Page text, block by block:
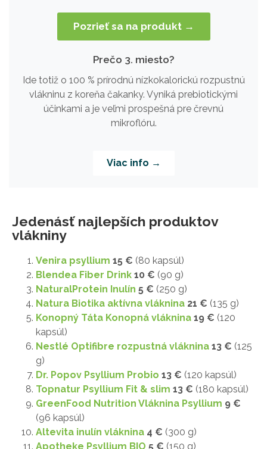
Pozrieť sa na produkt →
Prečo 3. miesto?
Ide totiž o 100 % prírodnú nízkokalorickú rozpustnú
vlákninu z koreňa čakanky. Vyniká prebiotickými
účinkami a je veľmi prospešná pre črevnú
mikroflóru.
Viac info →
Jedenásť najlepších produktov
vlákniny
Venira psyllium 15 € (80 kapsúl)
Blendea Fiber Drink 10 € (90 g)
NaturalProtein Inulín 5 € (250 g)
Natura Biotika aktívna vláknina 21 € (135 g)
Konopný Táta Konopná vláknina 19 € (120
kapsúl)
Nestlé Optifibre rozpustná vláknina 13 € (125
g)
Dr. Popov Psyllium Probio 13 € (120 kapsúl)
Topnatur Psyllium Fit & slim 13 € (180 kapsúl)
GreenFood Nutrition Vláknina Psyllium 9 €
(96 kapsúl)
Altevita inulín vláknina 4 € (300 g)
Apotheke Psyllium BIO 5 € (150 g)